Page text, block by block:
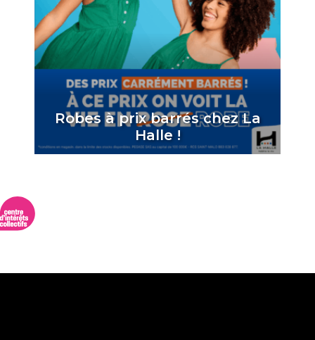
Robes à prix barrés chez La
Halle !